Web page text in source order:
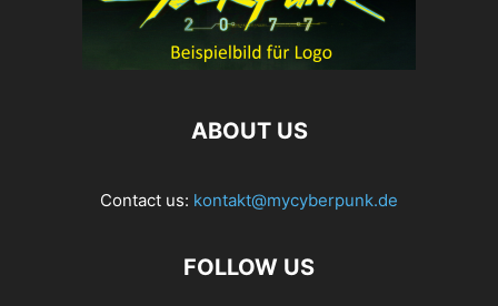
ABOUT US
Contact us: kontakt@mycyberpunk.de
FOLLOW US